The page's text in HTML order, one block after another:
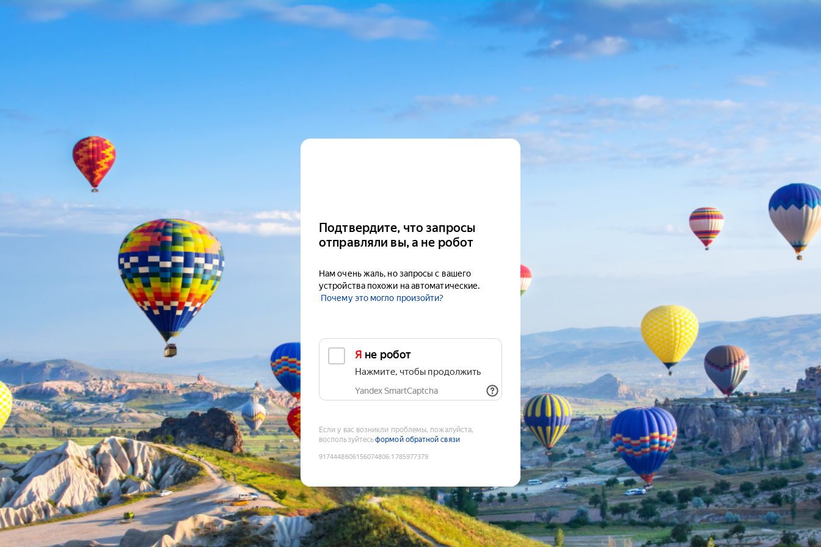
Подтвердите, что запросы
отправляли вы, а не робот
Нам очень жаль, но запросы с вашего
устройства похожи на автоматические.
Почему это могло произойти?
Я не робот
Нажмите, чтобы продолжить
Yandex SmartCaptcha
Если у вас возникли проблемы, пожалуйста,
воспользуйтесьформой обратной связи
9174448606156074806:1785977379